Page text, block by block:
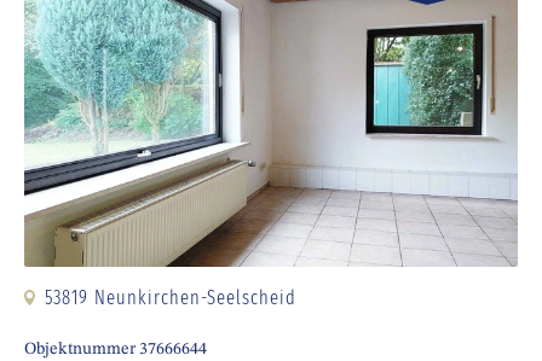
53819 Neunkirchen-Seelscheid
Objektnummer 37666644